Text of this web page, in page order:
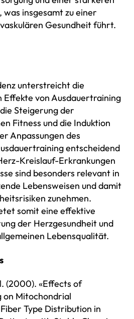
insgesamt zu einer
Gesundheit führt.
unterstreicht die
von Ausdauertraining
Steigerung der
Fitness und die Induktion
Anpassungen des
entscheidend
Kreislauf-Erkrankungen
sind besonders relevant in
Lebensweisen und damit
zunehmen.
somit eine effektive
der Herzgesundheit und
Lebensqualität.
(2000). «Effects of
on Mitochondrial
Type Distribution in